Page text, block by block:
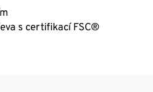
s certifikací FSC®
desek MDF s certifikací FSC®
podlahy